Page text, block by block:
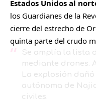
Estados Unidos al
los Guardianes de la
cierre del estrecho de
quinta parte del crudo
Se amplía la lista
mediante drones.
La explosión
autónoma de
civiles.